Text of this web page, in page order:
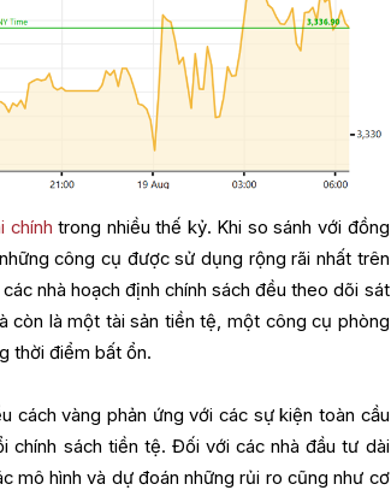
chính trong nhiều thế kỷ. Khi so sánh với đồng
công cụ được sử dụng rộng rãi nhất trên
nhà hoạch định chính sách đều theo dõi sát
còn là một tài sản tiền tệ, một công cụ phòng
thời điểm bất ổn.
cách vàng phản ứng với các sự kiện toàn cầu
chính sách tiền tệ. Đối với các nhà đầu tư dài
mô hình và dự đoán những rủi ro cũng như cơ